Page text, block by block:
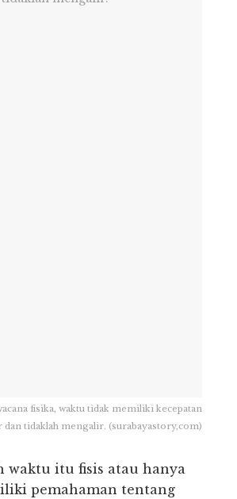
fisika, waktu tidak memiliki kecepatan
tidaklah mengalir. (surabayastory,com)
waktu itu fisis atau hanya
pemahaman tentang